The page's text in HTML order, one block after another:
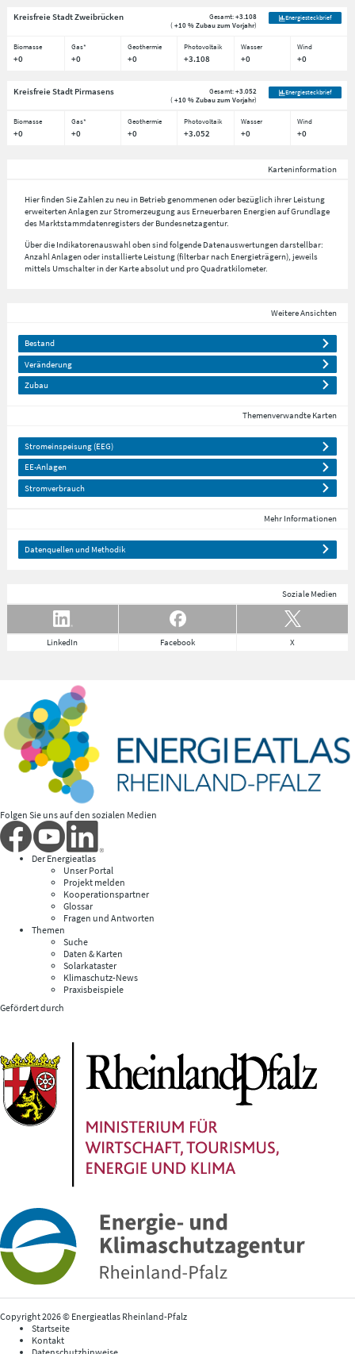
Kreisfreie Stadt Zweibrücken Gesamt:+3.108
(+10 % Zubau zum Vorjahr)
Energiesteckbrief
Biomasse Gas* Geothermie Photovoltaik Wasser Wind
+0 +0 +0 +3.108 +0 +0
Kreisfreie Stadt Pirmasens Gesamt:+3.052
(+10 % Zubau zum Vorjahr)
Energiesteckbrief
Biomasse Gas* Geothermie Photovoltaik Wasser Wind
+0 +0 +0 +3.052 +0 +0
Karteninformation
Hier finden Sie Zahlen zu neu in Betrieb genommenen oder bezüglich ihrer Leistung
erweiterten Anlagen zur Stromerzeugung aus Erneuerbaren Energien auf Grundlage
des Marktstammdatenregisters der Bundesnetzagentur.
Über die Indikatorenauswahl oben sind folgende Datenauswertungen darstellbar:
Anzahl Anlagen oder installierte Leistung (filterbar nach Energieträgern), jeweils
mittels Umschalter in der Karte absolut und pro Quadratkilometer.
Weitere Ansichten
Bestand
Veränderung
Zubau
Themenverwandte Karten
Stromeinspeisung (EEG)
EE-Anlagen
Stromverbrauch
Mehr Informationen
Datenquellen und Methodik
Soziale Medien
LinkedIn Facebook X
Folgen Sie uns auf den sozialen Medien
Der Energieatlas
Unser Portal
Projekt melden
Kooperationspartner
Glossar
Fragen und Antworten
Themen
Suche
Daten & Karten
Solarkataster
Klimaschutz-News
Praxisbeispiele
Gefördert durch
Copyright 2026 © Energieatlas Rheinland-Pfalz
Startseite
Kontakt